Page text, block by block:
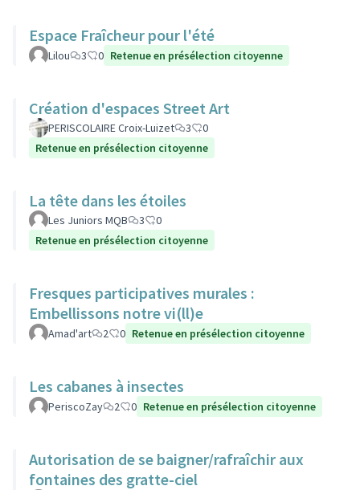
Espace Fraîcheur pour l'été
Lilou 3 0 Retenue en présélection citoyenne
Création d'espaces Street Art
PERISCOLAIRE Croix-Luizet 3
0
Retenue en présélection citoyenne
La tête dans les étoiles
Les Juniors MQB 3
0
Retenue en présélection citoyenne
Fresques participatives murales :
Embellissons notre vi(ll)e
Amad'art 2 0 Retenue en présélection citoyenne
Les cabanes à insectes
PeriscoZay 2 0 Retenue en présélection citoyenne
Autorisation de se baigner/rafraîchir aux
fontaines des gratte-ciel